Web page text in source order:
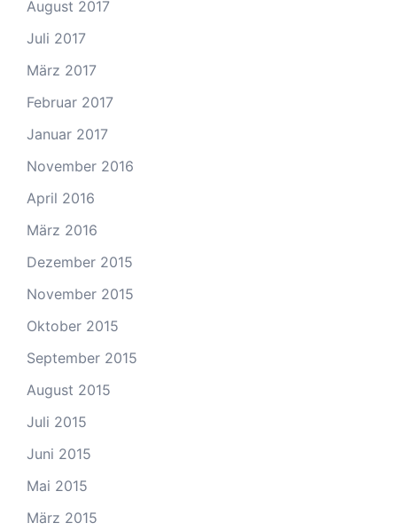
August 2017
Juli 2017
März 2017
Februar 2017
Januar 2017
November 2016
April 2016
März 2016
Dezember 2015
November 2015
Oktober 2015
September 2015
August 2015
Juli 2015
Juni 2015
Mai 2015
März 2015